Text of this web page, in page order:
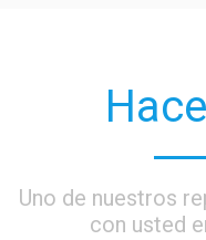
Uno de nuestros
con usted